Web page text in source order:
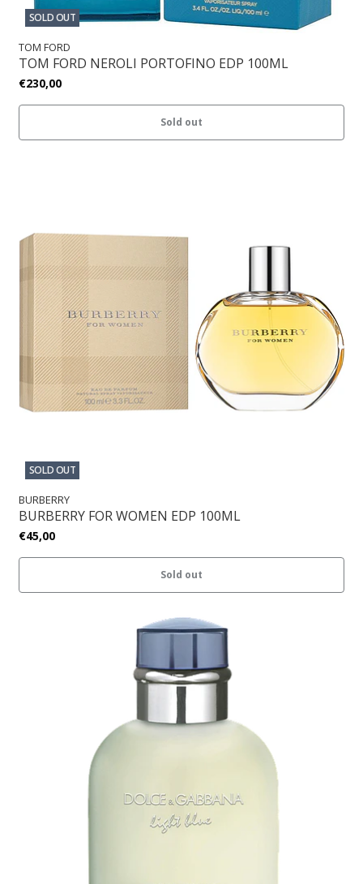
SOLD OUT
TOM FORD
TOM FORD NEROLI PORTOFINO EDP 100ML
€230,00
Sold out
SOLD OUT
BURBERRY
BURBERRY FOR WOMEN EDP 100ML
€45,00
Sold out